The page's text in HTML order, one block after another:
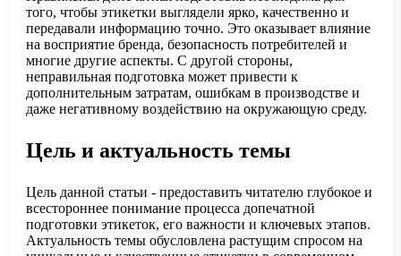
того, чтобы этикетки выглядели ярко, качественно и
передавали информацию точно. Это оказывает влияние
на восприятие бренда, безопасность потребителей и
многие другие аспекты. С другой стороны,
неправильная подготовка может привести к
дополнительным затратам, ошибкам в производстве и
даже негативному воздействию на окружающую среду.
Цель и актуальность темы
Цель данной статьи - предоставить читателю глубокое и
всестороннее понимание процесса допечатной
подготовки этикеток, его важности и ключевых этапов.
Актуальность темы обусловлена растущим спросом на